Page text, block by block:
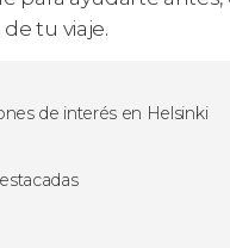
tu viaje.
de interés en Helsinki